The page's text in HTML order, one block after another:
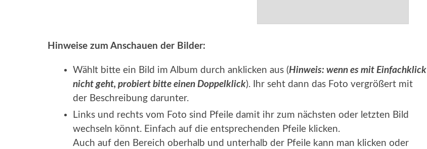
Hinweise zum Anschauen der Bilder:
Wählt bitte ein Bild im Album durch anklicken aus (Hinweis: wenn es mit Einfachklick
nicht geht, probiert bitte einen Doppelklick). Ihr seht dann das Foto vergrößert mit
der Beschreibung darunter.
Links und rechts vom Foto sind Pfeile damit ihr zum nächsten oder letzten Bild
wechseln könnt. Einfach auf die entsprechenden Pfeile klicken.
Auch auf den Bereich oberhalb und unterhalb der Pfeile kann man klicken oder